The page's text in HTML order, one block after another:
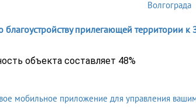
прилегающей территории к
объекта составляет 48%